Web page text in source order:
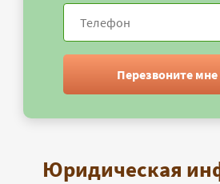
Перезвоните мне
Юридическая